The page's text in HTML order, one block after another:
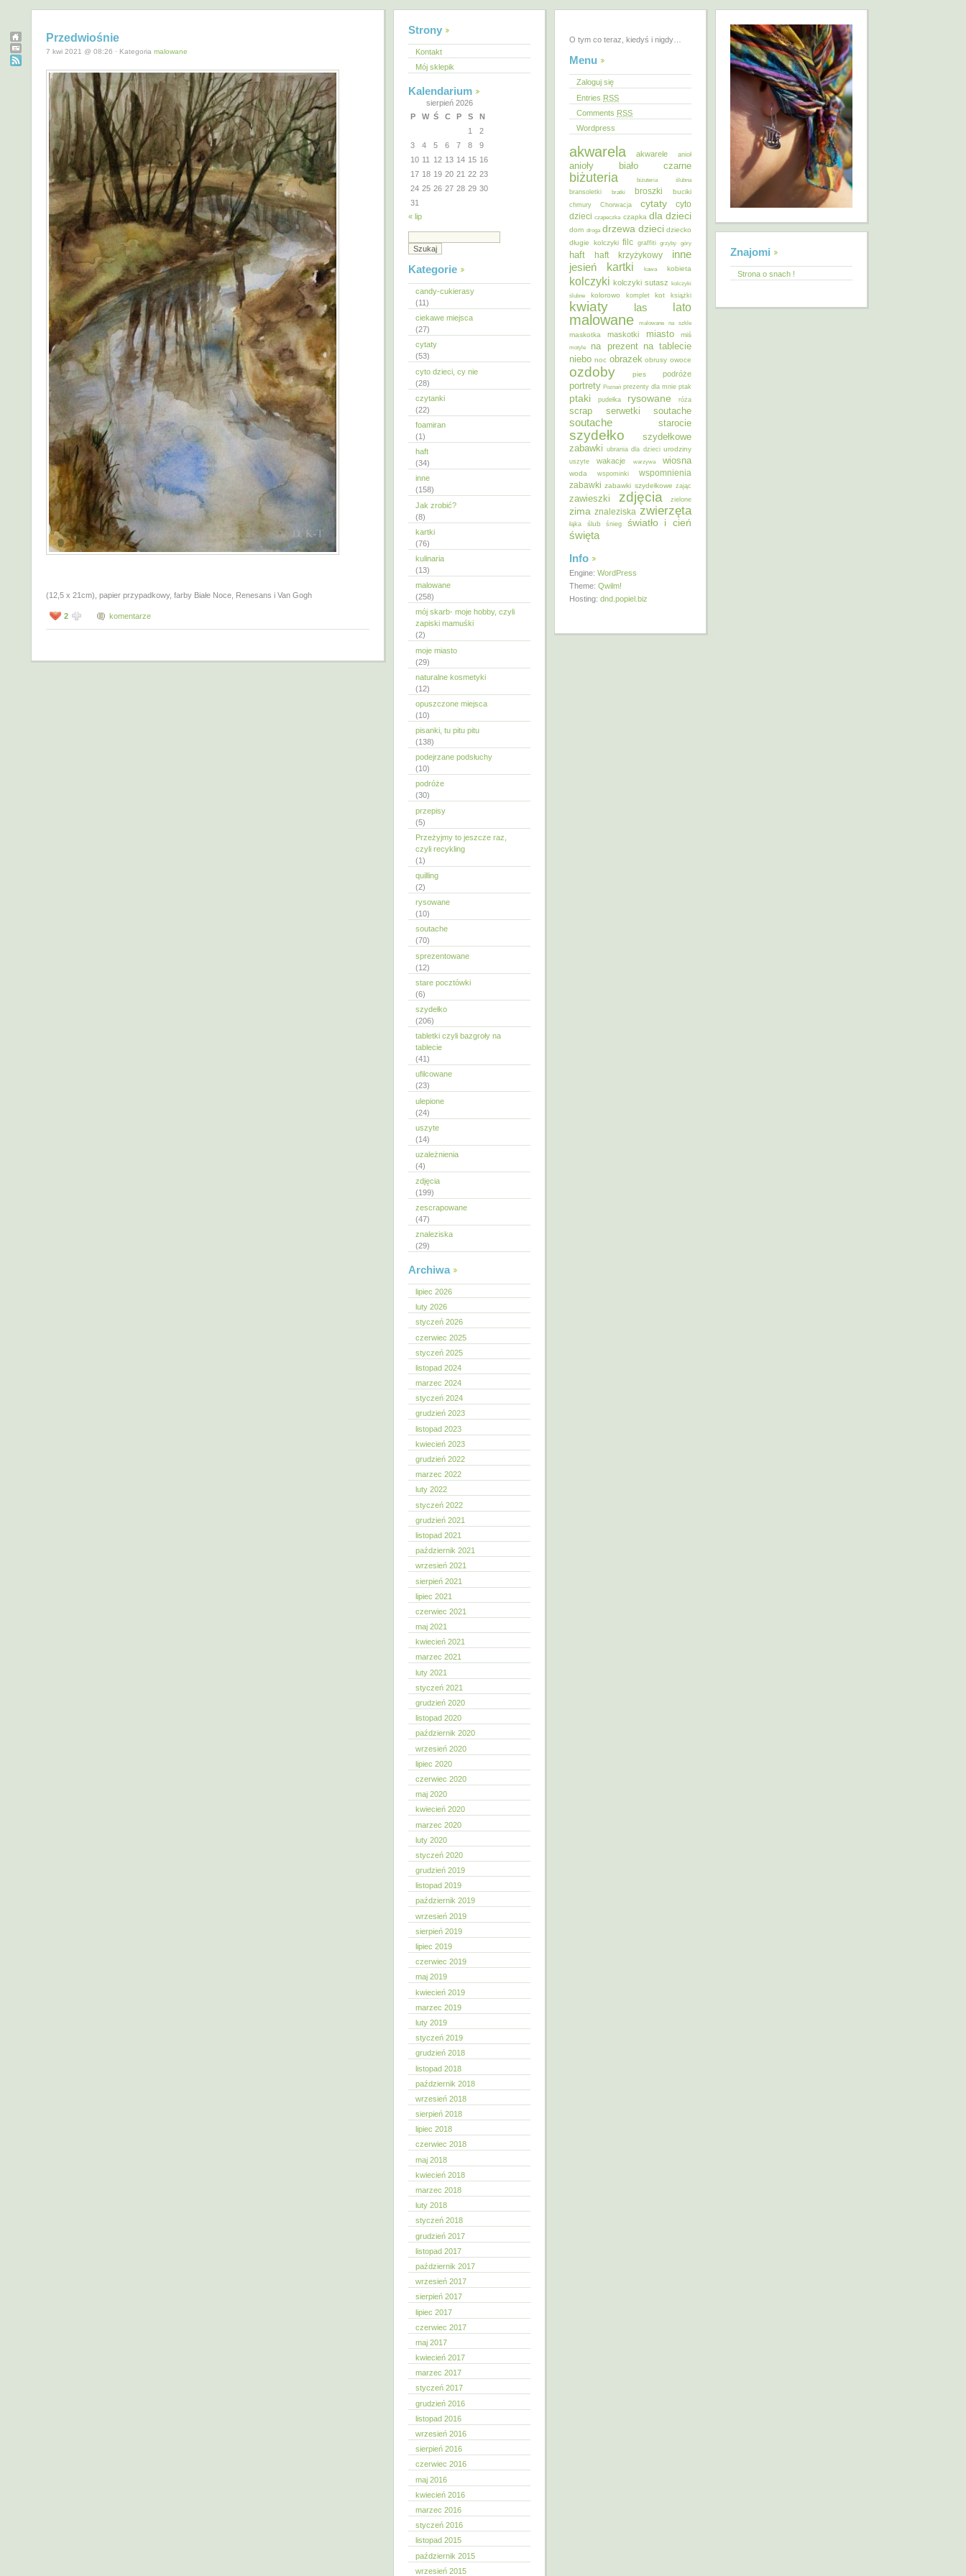
Przedwiośnie
7 kwi 2021 @ 08:26 · Kategoria malowane
(12,5 x 21cm), papier przypadkowy, farby Białe Noce, Renesans i Van Gogh
2 komentarze
Strony
Kontakt
Mój sklepik
Kalendarium
sierpień 2026
P
W Ś C P S
N
1
2
3
4 5 6 7 8
9
10 11 12 13 14 15 16
17 18 19 20 21 22 23
24 25 26 27 28 29 30
31
« lip
Kategorie
candy-cukierasy
(11)
ciekawe miejsca
(27)
cytaty
(53)
cyto dzieci, cy nie
(28)
czytanki
(22)
foamiran
(1)
haft
(34)
inne
(158)
Jak zrobić?
(8)
kartki
(76)
kulinaria
(13)
malowane
(258)
mój skarb- moje hobby, czyli
zapiski mamuśki
(2)
moje miasto
(29)
naturalne kosmetyki
(12)
opuszczone miejsca
(10)
pisanki, tu pitu pitu
(138)
podejrzane podsłuchy
(10)
podróże
(30)
przepisy
(5)
Przeżyjmy to jeszcze raz,
czyli recykling
(1)
quilling
(2)
rysowane
(10)
soutache
(70)
sprezentowane
(12)
stare pocztówki
(6)
szydełko
(206)
tabletki czyli bazgroły na
tablecie
(41)
ufilcowane
(23)
ulepione
(24)
uszyte
(14)
uzależnienia
(4)
zdjęcia
(199)
zescrapowane
(47)
znaleziska
(29)
Archiwa
lipiec 2026
luty 2026
styczeń 2026
czerwiec 2025
styczeń 2025
listopad 2024
marzec 2024
styczeń 2024
grudzień 2023
listopad 2023
kwiecień 2023
grudzień 2022
marzec 2022
luty 2022
styczeń 2022
grudzień 2021
listopad 2021
październik 2021
wrzesień 2021
sierpień 2021
lipiec 2021
czerwiec 2021
maj 2021
kwiecień 2021
marzec 2021
luty 2021
styczeń 2021
grudzień 2020
listopad 2020
październik 2020
wrzesień 2020
lipiec 2020
czerwiec 2020
maj 2020
kwiecień 2020
marzec 2020
luty 2020
styczeń 2020
grudzień 2019
listopad 2019
październik 2019
wrzesień 2019
sierpień 2019
lipiec 2019
czerwiec 2019
maj 2019
kwiecień 2019
marzec 2019
luty 2019
styczeń 2019
grudzień 2018
listopad 2018
październik 2018
wrzesień 2018
sierpień 2018
lipiec 2018
czerwiec 2018
maj 2018
kwiecień 2018
marzec 2018
luty 2018
styczeń 2018
grudzień 2017
listopad 2017
październik 2017
wrzesień 2017
sierpień 2017
lipiec 2017
czerwiec 2017
maj 2017
kwiecień 2017
marzec 2017
styczeń 2017
grudzień 2016
listopad 2016
wrzesień 2016
sierpień 2016
czerwiec 2016
maj 2016
kwiecień 2016
marzec 2016
styczeń 2016
listopad 2015
październik 2015
wrzesień 2015
O tym co teraz, kiedyś i nigdy…
Menu
Zaloguj się
Entries RSS
Comments RSS
Wordpress
akwarela akwarele anioł
anioły biało czarne
biżuteria
biżuteria ślubna
bransoletki
bratki broszki buciki
chmury Chorwacja cytaty
cyto
dzieci czapeczka czapka dla dzieci
dom droga drzewa dzieci dziecko
długie kolczyki filc graffiti grzyby góry
haft haft krzyżykowy inne
jesień kartki kawa kobieta
kolczyki kolczyki sutasz kolczyki
ślubne
kolorowo komplet kot książki
kwiaty las lato
malowane malowane na szkle
maskotka maskotki miasto miś
motyle na prezent na tablecie
niebo noc obrazek obrusy owoce
ozdoby pies podróże
portrety Poznań prezenty dla mnie ptak
ptaki pudełka rysowane róża
scrap serwetki soutache
soutache starocie
szydełko
szydełkowe
zabawki ubrania dla dzieci urodziny
uszyte wakacje warzywa wiosna
woda wspominki
wspomnienia
zabawki zabawki szydełkowe zając
zawieszki zdjęcia zielone
zima znaleziska zwierzęta
łąka ślub śnieg światło i cień
święta
Info
Engine: WordPress
Theme: Qwilm!
Hosting: dnd.popiel.biz
Znajomi
Strona o snach !